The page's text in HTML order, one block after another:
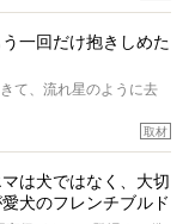
太郎は9歳で脳腫瘍を発
たのです。旅立ったと
ド級のレジェンドでし
も発作が起きなかったと
でなく、脳腫瘍と闘う
婦に、治療の選択やケ
ました。
一回だけ抱きしめた
て、流れ星のように去
はできないが、話をき
取材
は犬ではなく、大切
犬のフレンチブルド